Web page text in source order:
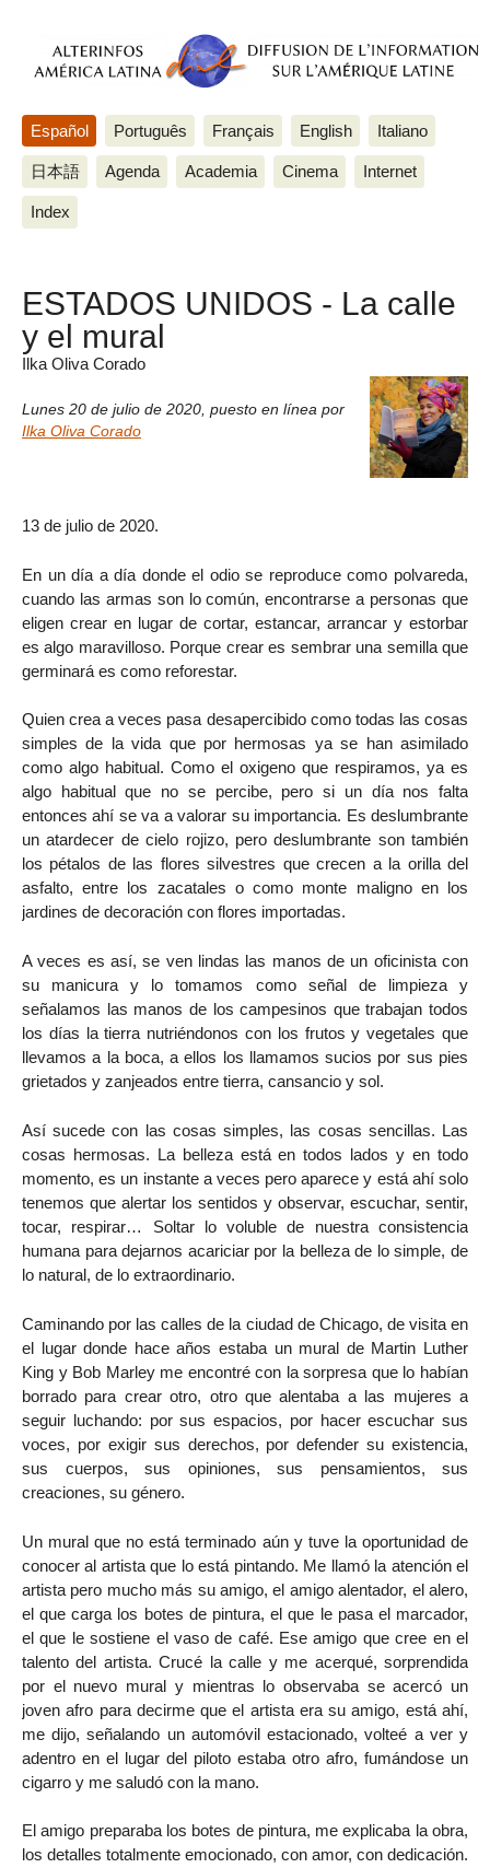
Español Português Français English Italiano
日本語 Agenda Academia Cinema Internet
Index
ESTADOS UNIDOS - La calle
y el mural
Ilka Oliva Corado
Lunes 20 de julio de 2020 puesto en línea por
Ilka Oliva Corado
13 de julio de 2020.
En un día a día donde el odio se reproduce como polvareda,
cuando las armas son lo común, encontrarse a personas que
eligen crear en lugar de cortar, estancar, arrancar y estorbar
es algo maravilloso. Porque crear es sembrar una semilla que
germinará es como reforestar.
Quien crea a veces pasa desapercibido como todas las cosas
simples de la vida que por hermosas ya se han asimilado
como algo habitual. Como el oxigeno que respiramos, ya es
algo habitual que no se percibe, pero si un día nos falta
entonces ahí se va a valorar su importancia. Es deslumbrante
un atardecer de cielo rojizo, pero deslumbrante son también
los pétalos de las flores silvestres que crecen a la orilla del
asfalto, entre los zacatales o como monte maligno en los
jardines de decoración con flores importadas.
A veces es así, se ven lindas las manos de un oficinista con
su manicura y lo tomamos como señal de limpieza y
señalamos las manos de los campesinos que trabajan todos
los días la tierra nutriéndonos con los frutos y vegetales que
llevamos a la boca, a ellos los llamamos sucios por sus pies
grietados y zanjeados entre tierra, cansancio y sol.
Así sucede con las cosas simples, las cosas sencillas. Las
cosas hermosas. La belleza está en todos lados y en todo
momento, es un instante a veces pero aparece y está ahí solo
tenemos que alertar los sentidos y observar, escuchar, sentir,
tocar, respirar… Soltar lo voluble de nuestra consistencia
humana para dejarnos acariciar por la belleza de lo simple, de
lo natural, de lo extraordinario.
Caminando por las calles de la ciudad de Chicago, de visita en
el lugar donde hace años estaba un mural de Martin Luther
King y Bob Marley me encontré con la sorpresa que lo habían
borrado para crear otro, otro que alentaba a las mujeres a
seguir luchando: por sus espacios, por hacer escuchar sus
voces, por exigir sus derechos, por defender su existencia,
sus cuerpos, sus opiniones, sus pensamientos, sus
creaciones, su género.
Un mural que no está terminado aún y tuve la oportunidad de
conocer al artista que lo está pintando. Me llamó la atención el
artista pero mucho más su amigo, el amigo alentador, el alero,
el que carga los botes de pintura, el que le pasa el marcador,
el que le sostiene el vaso de café. Ese amigo que cree en el
talento del artista. Crucé la calle y me acerqué, sorprendida
por el nuevo mural y mientras lo observaba se acercó un
joven afro para decirme que el artista era su amigo, está ahí,
me dijo, señalando un automóvil estacionado, volteé a ver y
adentro en el lugar del piloto estaba otro afro, fumándose un
cigarro y me saludó con la mano.
El amigo preparaba los botes de pintura, me explicaba la obra,
los detalles totalmente emocionado, con amor, con dedicación.